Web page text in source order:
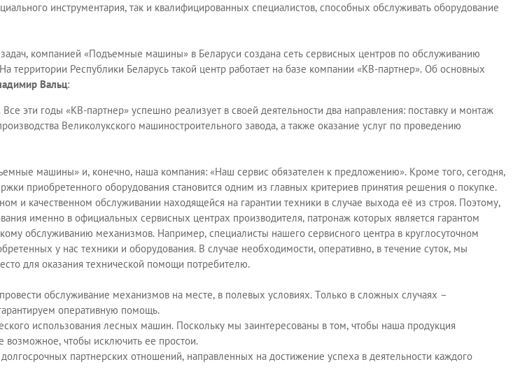
инструментария, так и квалифицированных специалистов, способных обслуживать оборудование
компанией «Подъемные машины» в Беларуси создана сеть сервисных центров по обслуживанию
Республики Беларусь такой центр работает на базе компании «КВ-партнер». Об основных
Вальц:
эти годы «КВ-партнер» успешно реализует в своей деятельности два направления: поставку и монтаж
Великолукского машиностроительного завода, а также оказание услуг по проведению
машины» и, конечно, наша компания: «Наш сервис обязателен к предложению». Кроме того, сегодня,
приобретенного оборудования становится одним из главных критериев принятия решения о покупке.
и качественном обслуживании находящейся на гарантии техники в случае выхода её из строя. Поэтому,
именно в официальных сервисных центрах производителя, патронаж которых является гарантом
обслуживанию механизмов. Например, специалисты нашего сервисного центра в круглосуточном
у нас техники и оборудования. В случае необходимости, оперативно, в течение суток, мы
для оказания технической помощи потребителю.
обслуживание механизмов на месте, в полевых условиях. Только в сложных случаях –
оперативную помощь.
использования лесных машин. Поскольку мы заинтересованы в том, чтобы наша продукция
возможное, чтобы исключить ее простои.
партнерских отношений, направленных на достижение успеха в деятельности каждого